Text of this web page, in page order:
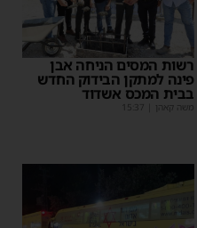
רשות המסים הניחה אבן
פינה למתקן הבידוק החדש
בבית המכס אשדוד
משה קאהן 15:37